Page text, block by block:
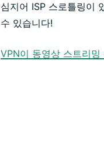
심지어 ISP 스로틀링이
수 있습니다!
VPN이 동영상 스트리